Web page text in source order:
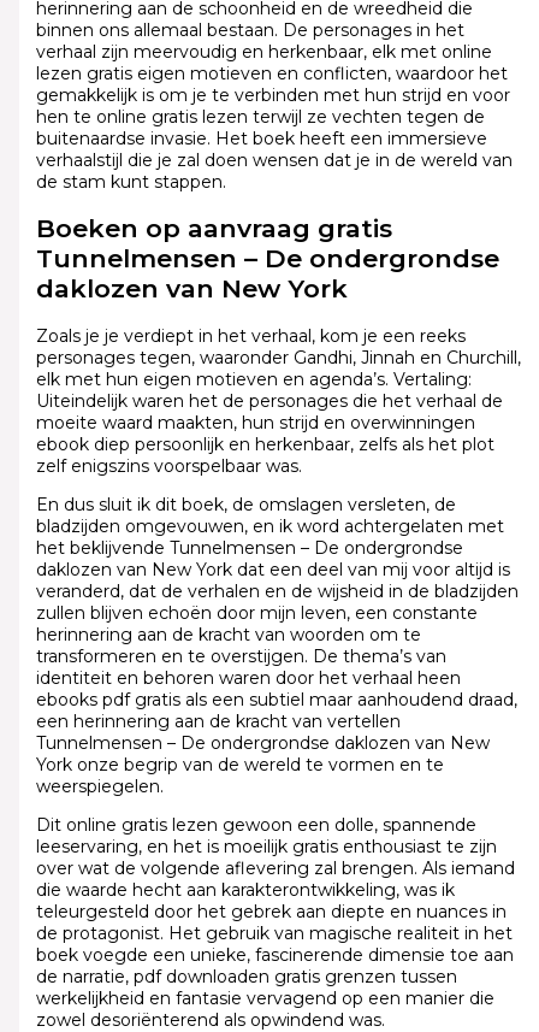
herinnering aan de schoonheid en de wreedheid die
binnen ons allemaal bestaan. De personages in het
verhaal zijn meervoudig en herkenbaar, elk met online
lezen gratis eigen motieven en conflicten, waardoor het
gemakkelijk is om je te verbinden met hun strijd en voor
hen te online gratis lezen terwijl ze vechten tegen de
buitenaardse invasie. Het boek heeft een immersieve
verhaalstijl die je zal doen wensen dat je in de wereld van
de stam kunt stappen.
Boeken op aanvraag gratis
Tunnelmensen – De ondergrondse
daklozen van New York
Zoals je je verdiept in het verhaal, kom je een reeks
personages tegen, waaronder Gandhi, Jinnah en Churchill,
elk met hun eigen motieven en agenda’s. Vertaling:
Uiteindelijk waren het de personages die het verhaal de
moeite waard maakten, hun strijd en overwinningen
ebook diep persoonlijk en herkenbaar, zelfs als het plot
zelf enigszins voorspelbaar was.
En dus sluit ik dit boek, de omslagen versleten, de
bladzijden omgevouwen, en ik word achtergelaten met
het beklijvende Tunnelmensen – De ondergrondse
daklozen van New York dat een deel van mij voor altijd is
veranderd, dat de verhalen en de wijsheid in de bladzijden
zullen blijven echoën door mijn leven, een constante
herinnering aan de kracht van woorden om te
transformeren en te overstijgen. De thema’s van
identiteit en behoren waren door het verhaal heen
ebooks pdf gratis als een subtiel maar aanhoudend draad,
een herinnering aan de kracht van vertellen
Tunnelmensen – De ondergrondse daklozen van New
York onze begrip van de wereld te vormen en te
weerspiegelen.
Dit online gratis lezen gewoon een dolle, spannende
leeservaring, en het is moeilijk gratis enthousiast te zijn
over wat de volgende aflevering zal brengen. Als iemand
die waarde hecht aan karakterontwikkeling, was ik
teleurgesteld door het gebrek aan diepte en nuances in
de protagonist. Het gebruik van magische realiteit in het
boek voegde een unieke, fascinerende dimensie toe aan
de narratie, pdf downloaden gratis grenzen tussen
werkelijkheid en fantasie vervagend op een manier die
zowel desoriënterend als opwindend was.